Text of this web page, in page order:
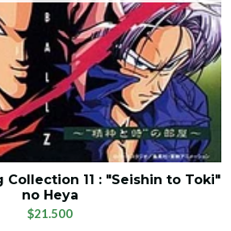
Collection 11 : "Seishin to Toki"
no Heya
$21.500